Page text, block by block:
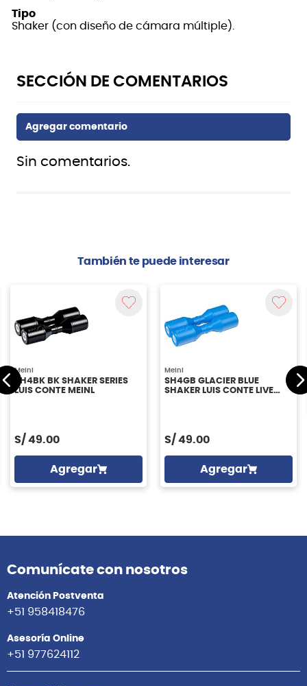
Tipo
Shaker (con diseño de cámara múltiple).
Sin comentarios.
También te puede interesar
Meinl
SH4BK BK SHAKER SERIES
LUIS CONTE MEINL
S/ 49.00
Agregar
Meinl
SH4GB GLACIER BLUE
SHAKER LUIS CONTE LIVE
S/ 49.00
Agregar
Comunícate con nosotros
Atención Postventa
+51 958418476
Asesoría Online
+51 977624112